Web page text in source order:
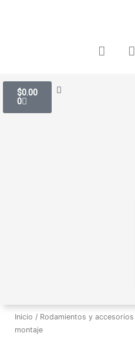
F
a
I
n
$0.00
0
Carrito
Inicio / Rodamientos y accesorios
montaje